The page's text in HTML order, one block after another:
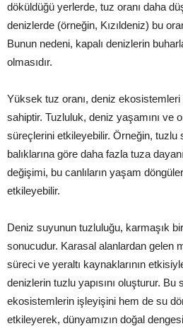
döküldüğü yerlerde, tuz oranı daha
denizlerde (örneğin, Kızıldeniz) bu
Bunun nedeni, kapalı denizlerin
olmasıdır.
Yüksek tuz oranı, deniz
sahiptir. Tuzluluk, deniz yaşamını ve
süreçlerini etkileyebilir. Örneğin, tuzlu
balıklarına göre daha fazla tuza
değişimi, bu canlıların yaşam
etkileyebilir.
Deniz suyunun tuzluluğu, karmaşık
sonucudur. Karasal alanlardan gelen
süreci ve yeraltı kaynaklarının
denizlerin tuzlu yapısını oluşturur. Bu
ekosistemlerin işleyişini hem de su
etkileyerek, dünyamızın doğal